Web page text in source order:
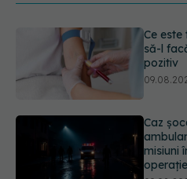
Caz
misiuni
Mai
să